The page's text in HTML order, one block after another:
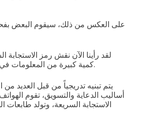
على العكس من ذلك، سيقوم البعض
لقد رأينا الآن نقش رمز الاستجابة
كمية كبيرة من المعلومات في جميع جوانب الحياة.
يتم تبنيه تدريجياً من قبل العديد
أساليب الدعاية والتسويق، تقوم
الاستجابة السريعة، وتولد طابعات